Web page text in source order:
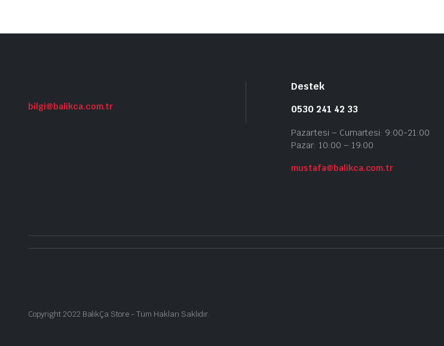
bilgi@balikca.com.tr
Destek
0530 241 42 33
Pazartesi – Cumartesi: 9:00-21:00
Pazar: 10:00 – 19:00
mustafa@balikca.com.tr
Copyright 2022 BalıkÇa Store - Tüm Hakları Saklıdır.